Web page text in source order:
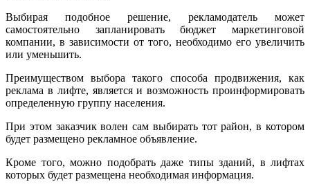
Выбирая подобное решение, рекламодатель может
самостоятельно запланировать бюджет маркетинговой
компании, в зависимости от того, необходимо его увеличить
или уменьшить.
Преимуществом выбора такого способа продвижения, как
реклама в лифте, является и возможность проинформировать
определенную группу населения.
При этом заказчик волен сам выбирать тот район, в котором
будет размещено рекламное объявление.
Кроме того, можно подобрать даже типы зданий, в лифтах
которых будет размещена необходимая информация.